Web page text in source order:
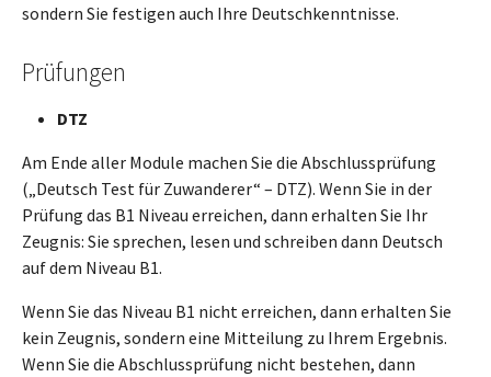
sondern Sie festigen auch Ihre Deutschkenntnisse.
Prüfungen
DTZ
Am Ende aller Module machen Sie die Abschlussprüfung
(„Deutsch Test für Zuwanderer“ – DTZ). Wenn Sie in der
Prüfung das B1 Niveau erreichen, dann erhalten Sie Ihr
Zeugnis: Sie sprechen, lesen und schreiben dann Deutsch
auf dem Niveau B1.
Wenn Sie das Niveau B1 nicht erreichen, dann erhalten Sie
kein Zeugnis, sondern eine Mitteilung zu Ihrem Ergebnis.
Wenn Sie die Abschlussprüfung nicht bestehen, dann